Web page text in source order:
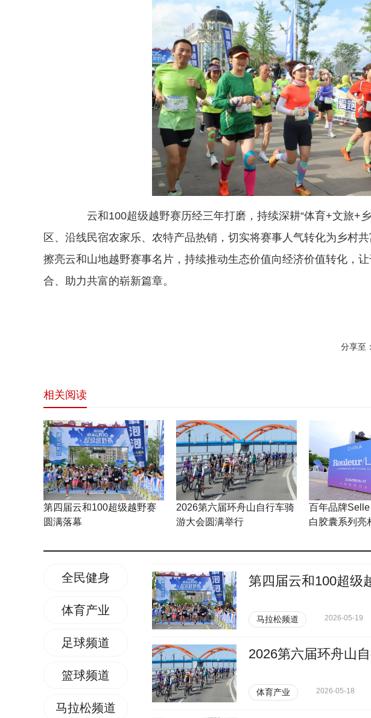
云和100超级越野赛历经三年打磨，持续深耕“体育+文旅+
区、沿线民宿农家乐、农特产品热销，切实将赛事人气转化为乡村
擦亮云和山地越野赛事名片，持续推动生态价值向经济价值转化，
合、助力共富的崭新篇章。
分享至：
相关阅读
第四届云和100超级越野赛
圆满落幕
2026第六届环舟山自行车骑
游大会圆满举行
百年品牌
白胶囊系列亮
全民健身
体育产业
足球频道
篮球频道
马拉松频道
第四届云和100超级
马拉松频道 2026-05-19
2026第六届环舟山
体育产业 2026-05-18